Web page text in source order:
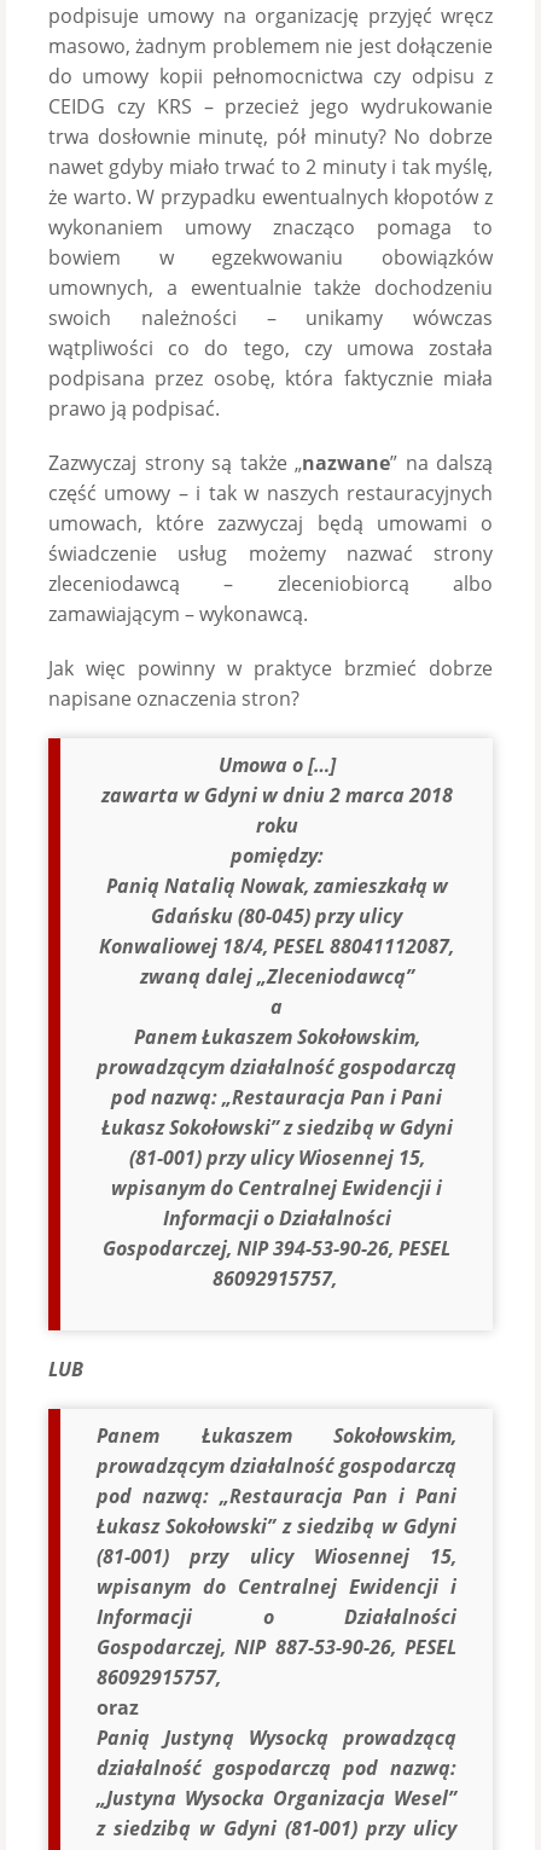
podpisuje umowy na organizację przyjęć wręcz
masowo, żadnym problemem nie jest dołączenie
do umowy kopii pełnomocnictwa czy odpisu z
CEIDG czy KRS – przecież jego wydrukowanie
trwa dosłownie minutę, pół minuty? No dobrze
nawet gdyby miało trwać to 2 minuty i tak myślę,
że warto. W przypadku ewentualnych kłopotów z
wykonaniem umowy znacząco pomaga to
bowiem w egzekwowaniu obowiązków
umownych, a ewentualnie także dochodzeniu
swoich należności – unikamy wówczas
wątpliwości co do tego, czy umowa została
podpisana przez osobę, która faktycznie miała
prawo ją podpisać.
Zazwyczaj strony są także „nazwane” na dalszą
część umowy – i tak w naszych restauracyjnych
umowach, które zazwyczaj będą umowami o
świadczenie usług możemy nazwać strony
zleceniodawcą – zleceniobiorcą albo
zamawiającym – wykonawcą.
Jak więc powinny w praktyce brzmieć dobrze
napisane oznaczenia stron?
Umowa o […]
zawarta w Gdyni w dniu 2 marca 2018
roku
pomiędzy:
Panią Natalią Nowak, zamieszkałą w
Gdańsku (80-045) przy ulicy
Konwaliowej 18/4, PESEL 88041112087,
zwaną dalej „Zleceniodawcą”
a
Panem Łukaszem Sokołowskim,
prowadzącym działalność gospodarczą
pod nazwą: „Restauracja Pan i Pani
Łukasz Sokołowski” z siedzibą w Gdyni
(81-001) przy ulicy Wiosennej 15,
wpisanym do Centralnej Ewidencji i
Informacji o Działalności
Gospodarczej, NIP 394-53-90-26, PESEL
86092915757,
LUB
Panem Łukaszem Sokołowskim,
prowadzącym działalność gospodarczą
pod nazwą: „Restauracja Pan i Pani
Łukasz Sokołowski” z siedzibą w Gdyni
(81-001) przy ulicy Wiosennej 15,
wpisanym do Centralnej Ewidencji i
Informacji o Działalności
Gospodarczej, NIP 887-53-90-26, PESEL
86092915757,
oraz
Panią Justyną Wysocką prowadzącą
działalność gospodarczą pod nazwą:
„Justyna Wysocka Organizacja Wesel”
z siedzibą w Gdyni (81-001) przy ulicy